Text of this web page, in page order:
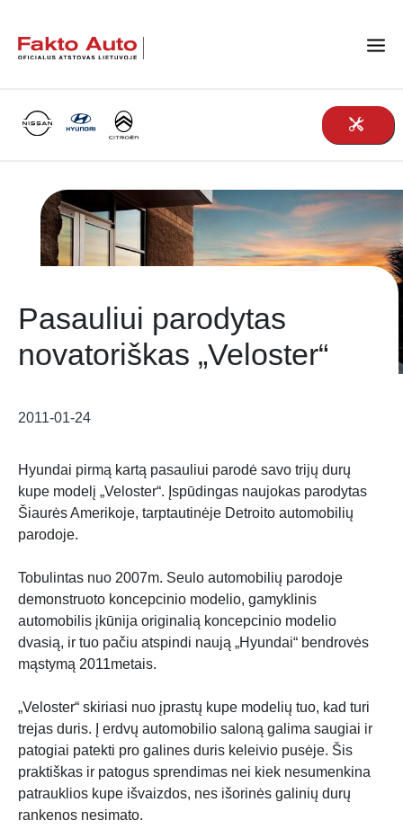
Main Navigation
Pasauliui parodytas
novatoriškas „Veloster“
2011-01-24
Hyundai pirmą kartą pasauliui parodė savo trijų durų
kupe modelį „Veloster“. Įspūdingas naujokas parodytas
Šiaurės Amerikoje, tarptautinėje Detroito automobilių
parodoje.
Tobulintas nuo 2007m. Seulo automobilių parodoje
demonstruoto koncepcinio modelio, gamyklinis
automobilis įkūnija originalią koncepcinio modelio
dvasią, ir tuo pačiu atspindi naują „Hyundai“ bendrovės
mąstymą 2011metais.
„Veloster“ skiriasi nuo įprastų kupe modelių tuo, kad turi
trejas duris. Į erdvų automobilio saloną galima saugiai ir
patogiai patekti pro galines duris keleivio pusėje. Šis
praktiškas ir patogus sprendimas nei kiek nesumenkina
patrauklios kupe išvaizdos, nes išorinės galinių durų
rankenos nesimato.